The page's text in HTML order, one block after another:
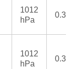
1012
hPa
0.3
1012
hPa
0.3